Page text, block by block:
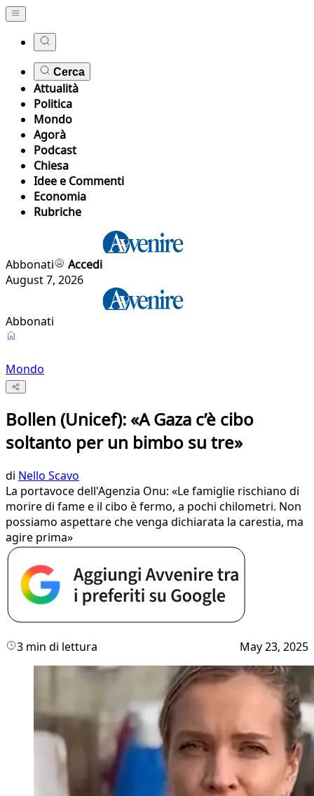
Cerca
Attualità
Politica
Mondo
Agorà
Podcast
Chiesa
Idee e Commenti
Economia
Rubriche
Abbonati
Accedi
August 7, 2026
Abbonati
Mondo
Bollen (Unicef): «A Gaza c’è cibo
soltanto per un bimbo su tre»
di Nello Scavo
La portavoce dell'Agenzia Onu: «Le famiglie rischiano di
morire di fame e il cibo è fermo, a pochi chilometri. Non
possiamo aspettare che venga dichiarata la carestia, ma
agire prima»
3 min di lettura May 23, 2025